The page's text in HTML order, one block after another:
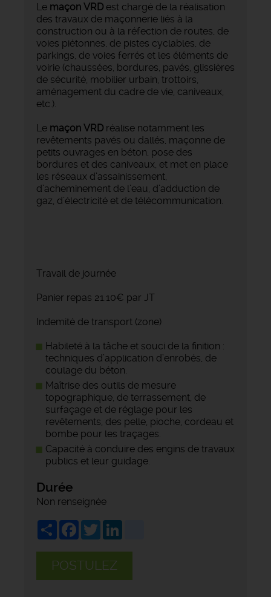
Le maçon VRD est chargé de la réalisation
des travaux de maçonnerie liés à la
construction ou à la réfection de routes, de
voies piétonnes, de pistes cyclables, de
parkings, de voies ferrés et les éléments de
voirie (chaussées, bordures, pavés, glissières
de sécurité, mobilier urbain, trottoirs,
aménagement du cadre de vie, caniveaux,
etc.).
Le maçon VRD réalise notamment les
revêtements pavés ou dallés, maçonne de
petits ouvrages en béton, pose des
bordures et des caniveaux, et met en place
les réseaux d’assainissement,
d’acheminement de l’eau, d’adduction de
gaz, d’électricité et de télécommunication.
Travail de journée
Panier repas 21.10€ par JT
Indemité de transport (zone)
Habileté à la tâche et souci de la finition :
techniques d’application d’enrobés, de
coulage du béton.
Maîtrise des outils de mesure
topographique, de terrassement, de
surfaçage et de réglage pour les
revêtements, des pelle, pioche, cordeau et
bombe pour les traçages.
Capacité à conduire des engins de travaux
publics et leur guidage.
Durée
Non renseignée
ShareFacebook
Twitter
POSTULEZ